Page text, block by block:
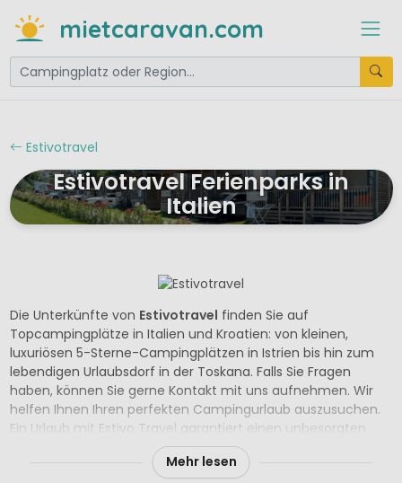
mietcaravan.com
Estivotravel
Estivotravel Ferienparks in
Italien
Die Unterkünfte von Estivotravel finden Sie auf
Topcampingplätze in Italien und Kroatien: von kleinen,
luxuriösen 5-Sterne-Campingplätzen in Istrien bis hin zum
lebendigen Urlaubsdorf in der Toskana. Falls Sie Fragen
haben, können Sie gerne Kontakt mit uns aufnehmen. Wir
helfen Ihnen Ihren perfekten Campingurlaub auszusuchen.
Ein Urlaub mit Estivo Travel garantiert einen unbesorgten
Campingurlaub, den Sie nicht so schnell vergessen werden.
Mehr lesen